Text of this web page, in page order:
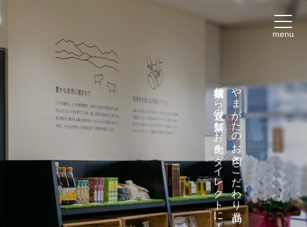
menu
やまがたのお肉とこだわり商品
自家牧場から直送の新鮮なお肉をダイレクトに！